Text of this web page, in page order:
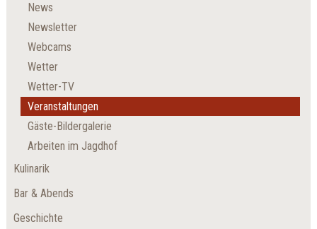
News
Newsletter
Webcams
Wetter
Wetter-TV
Veranstaltungen
Gäste-Bildergalerie
Arbeiten im Jagdhof
Kulinarik
Bar & Abends
Geschichte